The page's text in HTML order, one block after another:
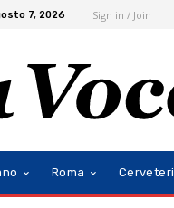
7, 2026 Sign in / Join
Roma Cerveteri